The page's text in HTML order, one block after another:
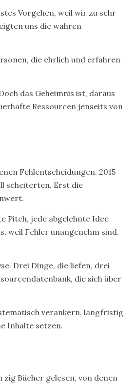
Vorgehen, weil wir zu sehr
uns die wahren
die ehrlich und erfahren
das Geheimnis ist, daraus
Ressourcen jenseits von
Fehlentscheidungen. 2015
scheiterten. Erst die
Pitch, jede abgelehnte Idee
weil Fehler unangenehm sind.
Drei Dinge, die liefen, drei
die sich über
verankern, langfristig
Inhalte setzen.
Bücher gelesen, von denen